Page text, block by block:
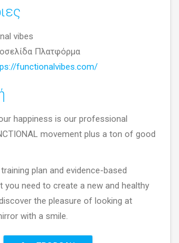
Functional vibes
) (Πλατφόρμα
vibes
Πλατφόρμα
functionalvibes.com/
happiness is our professional
movement plus a ton of good
plan and evidence-based
you need to create a new and healthy
the pleasure of looking at
with a smile.